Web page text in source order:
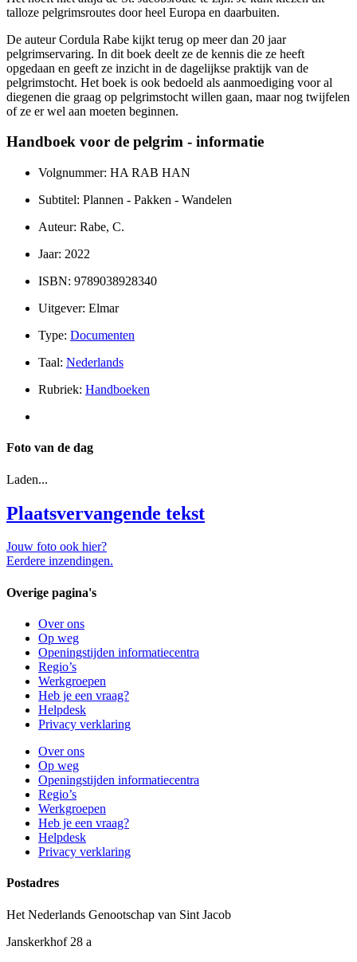
talloze pelgrimsroutes door heel Europa en daarbuiten.
De auteur Cordula Rabe kijkt terug op meer dan 20 jaar
pelgrimservaring. In dit boek deelt ze de kennis die ze heeft
opgedaan en geeft ze inzicht in de dagelijkse praktijk van de
pelgrimstocht. Het boek is ook bedoeld als aanmoediging voor al
diegenen die graag op pelgrimstocht willen gaan, maar nog twijfelen
of ze er wel aan moeten beginnen.
Handboek voor de pelgrim - informatie
Volgnummer: HA RAB HAN
Subtitel: Plannen - Pakken - Wandelen
Auteur: Rabe, C.
Jaar: 2022
ISBN: 9789038928340
Uitgever: Elmar
Type: Documenten
Taal: Nederlands
Rubriek: Handboeken
Foto van de dag
Laden...
Plaatsvervangende tekst
Jouw foto ook hier?
Eerdere inzendingen.
Overige pagina's
Over ons
Op weg
Openingstijden informatiecentra
Regio’s
Werkgroepen
Heb je een vraag?
Helpdesk
Privacy verklaring
Over ons
Op weg
Openingstijden informatiecentra
Regio’s
Werkgroepen
Heb je een vraag?
Helpdesk
Privacy verklaring
Postadres
Het Nederlands Genootschap van Sint Jacob
Janskerkhof 28 a